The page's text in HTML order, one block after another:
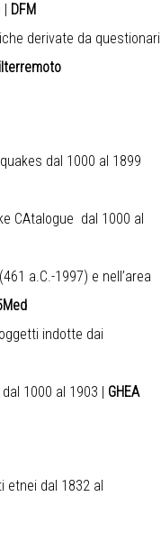
DFM
derivate da questionari
dal 1000 al 1899
CAtalogue dal 1000 al
a.C.-1997) e nell’area
indotte dai
1000 al 1903
GHEA
dal 1832 al